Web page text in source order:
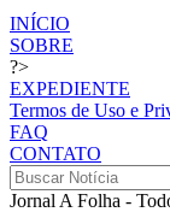
INÍCIO
SOBRE
?>
EXPEDIENTE
Termos de Uso e
FAQ
CONTATO
Jornal A Folha -